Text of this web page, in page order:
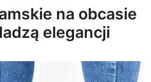
na obcasie
elegancji